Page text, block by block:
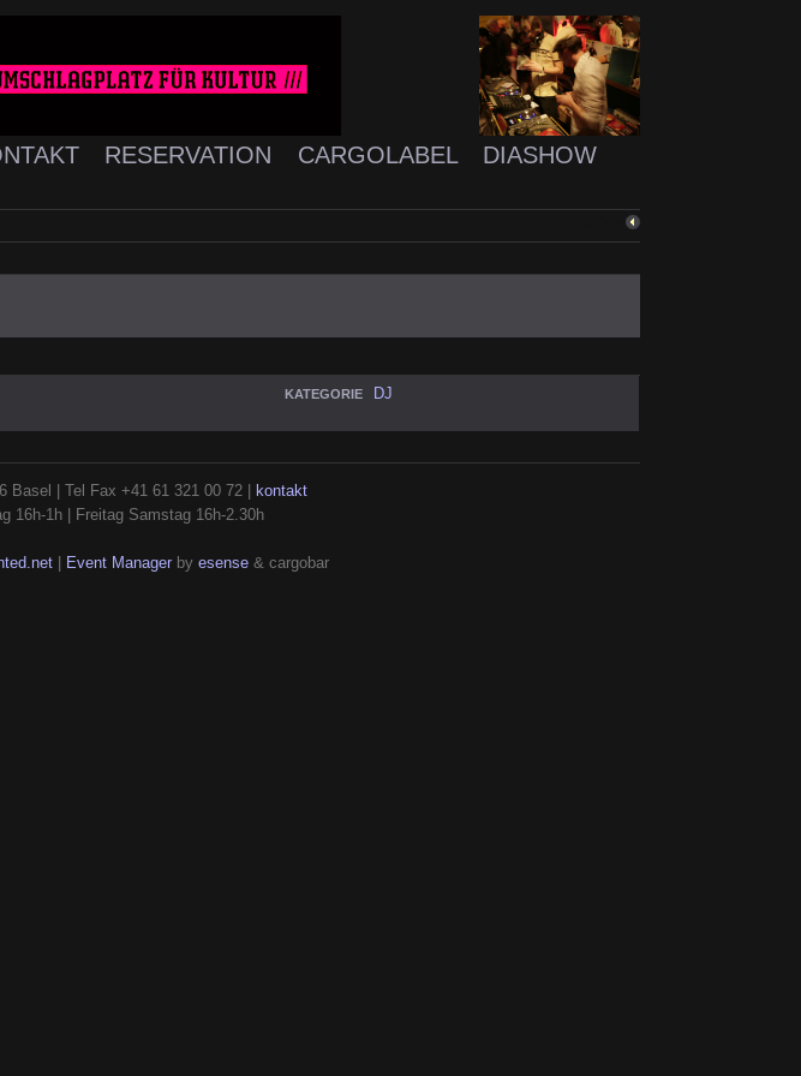
RESERVATION CARGOLABEL
DIASHOW
KATEGORIE DJ
Basel | Tel Fax +41 61 321 00 72 |
kontakt
16h-1h | Freitag Samstag 16h-2.30h
| Event Managerby esense& cargobar